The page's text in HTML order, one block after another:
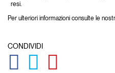
resi.
Per ulteriori informazioni consulte le
CONDIVIDI